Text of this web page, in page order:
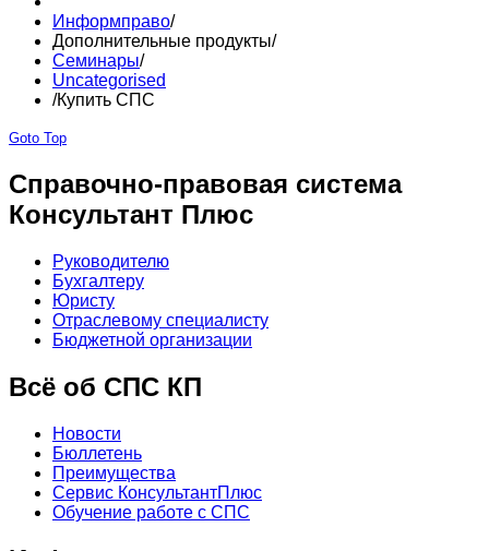
Информправо/
Дополнительные продукты/
Семинары/
Uncategorised
/Купить СПС
Goto Top
Справочно-правовая система
Консультант Плюс
Руководителю
Бухгалтеру
Юристу
Отраслевому специалисту
Бюджетной организации
Всё об СПС КП
Новости
Бюллетень
Преимущества
Сервис КонсультантПлюс
Обучение работе с СПС